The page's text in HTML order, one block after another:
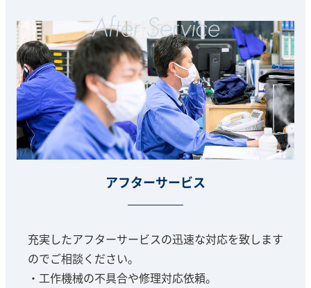
アフターサービス
充実したアフターサービスの迅速な対応を致します
のでご相談ください。
・工作機械の不具合や修理対応依頼。